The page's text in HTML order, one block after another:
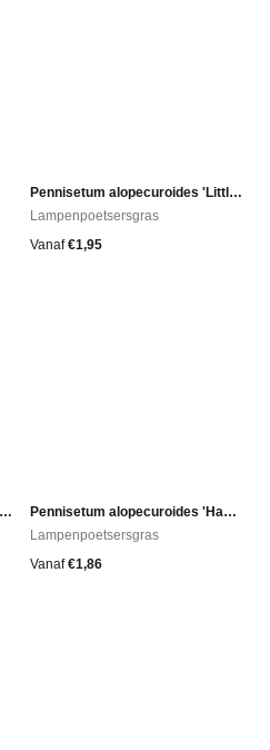
Pennisetum alopecuroides 'Little Bunny'
Lampenpoetsersgras
Vanaf €1,95
Pennisetum alopecuroides 'Black Beauty'
Pennisetum alopecuroides 'Hameln'
Lampenpoetsersgras
Vanaf €1,86